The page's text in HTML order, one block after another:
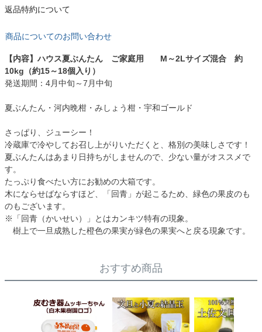
返品特約について
商品についてのお問い合わせ
【内容】ハウス夏ぶんたん ご家庭用 M～2Lサイズ混合 約
10kg（約15～18個入り）
発送期間：4月中旬～7月中旬
夏ぶんたん・河内晩柑・みしょう柑・宇和ゴールド
さっぱり、ジューシー！
冷蔵庫で冷やしてお召し上がりいただくと、格別の美味しさです！
夏ぶんたんはあまり日持ちがしませんので、少ない量がオススメで
す。
たっぷり食べたい方にお勧めの大箱です。
木にならせばならすほど、「回青」が起こるため、緑色の果皮のも
のもございます。
※「回青（かいせい）」とはカンキツ特有の現象。
樹上で一旦成熟した橙色の果実が緑色の果実へと戻る現象です。
おすすめ商品